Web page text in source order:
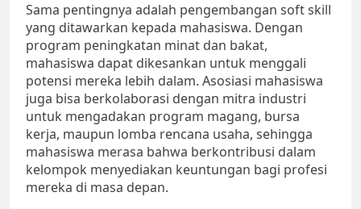
Sama pentingnya adalah pengembangan soft skill
yang ditawarkan kepada mahasiswa. Dengan
program peningkatan minat dan bakat,
mahasiswa dapat dikesankan untuk menggali
potensi mereka lebih dalam. Asosiasi mahasiswa
juga bisa berkolaborasi dengan mitra industri
untuk mengadakan program magang, bursa
kerja, maupun lomba rencana usaha, sehingga
mahasiswa merasa bahwa berkontribusi dalam
kelompok menyediakan keuntungan bagi profesi
mereka di masa depan.